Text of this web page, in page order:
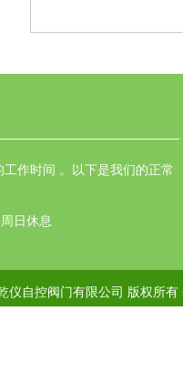
作时间 。以下是我们的正常
日休息
仪自控阀门有限公司 版权所有